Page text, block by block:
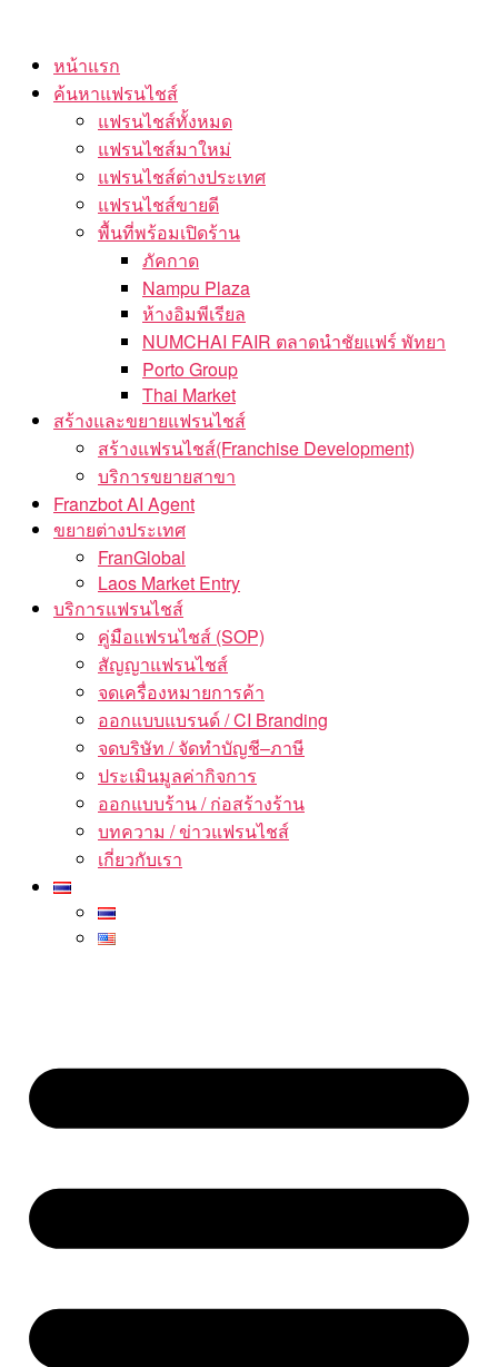
content
หน้าแรก
ค้นหาแฟรนไชส์
แฟรนไชส์ทั้งหมด
แฟรนไชส์มาใหม่
แฟรนไชส์ต่างประเทศ
แฟรนไชส์ขายดี
พื้นที่พร้อมเปิดร้าน
ภัคกาด
Nampu Plaza
ห้างอิมพีเรียล
NUMCHAI FAIR ตลาดนำชัยแฟร์ พัทยา
Porto Group
Thai Market
สร้างและขยายแฟรนไชส์
สร้างแฟรนไชส์(Franchise Development)
บริการขยายสาขา
Franzbot AI Agent
ขยายต่างประเทศ
FranGlobal
Laos Market Entry
บริการแฟรนไชส์
คู่มือแฟรนไชส์ (SOP)
สัญญาแฟรนไชส์
จดเครื่องหมายการค้า
ออกแบบแบรนด์ / CI Branding
จดบริษัท / จัดทำบัญชี–ภาษี
ประเมินมูลค่ากิจการ
ออกแบบร้าน / ก่อสร้างร้าน
บทความ / ข่าวแฟรนไชส์
เกี่ยวกับเรา